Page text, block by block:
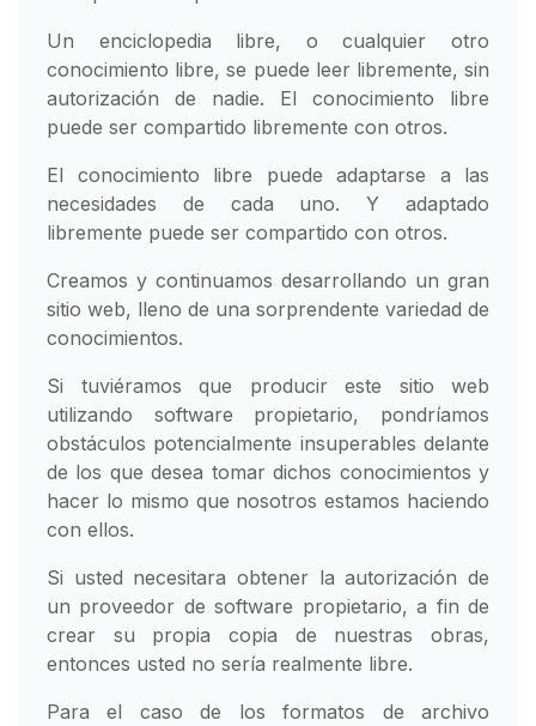
Un enciclopedia libre, o cualquier otro
conocimiento libre, se puede leer libremente, sin
autorización de nadie. El conocimiento libre
puede ser compartido libremente con otros.
El conocimiento libre puede adaptarse a las
necesidades de cada uno. Y adaptado
libremente puede ser compartido con otros.
Creamos y continuamos desarrollando un gran
sitio web, lleno de una sorprendente variedad de
conocimientos.
Si tuviéramos que producir este sitio web
utilizando software propietario, pondríamos
obstáculos potencialmente insuperables delante
de los que desea tomar dichos conocimientos y
hacer lo mismo que nosotros estamos haciendo
con ellos.
Si usted necesitara obtener la autorización de
un proveedor de software propietario, a fin de
crear su propia copia de nuestras obras,
entonces usted no sería realmente libre.
Para el caso de los formatos de archivo